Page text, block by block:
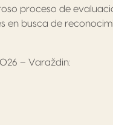
proceso de
en busca de
– Varaždin: